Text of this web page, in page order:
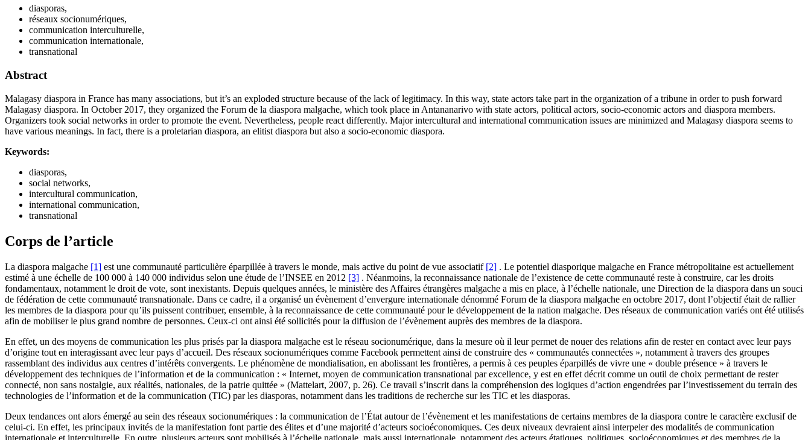
diasporas,
réseaux socionumériques,
communication interculturelle,
communication internationale,
transnational
Abstract
Malagasy diaspora in France has many associations, but it’s an exploded structure because of the lack of legitimacy. In this way, state actors take part in the organization of a tribune in order to push forward
Malagasy diaspora. In October 2017, they organized the Forum de la diaspora malgache, which took place in Antananarivo with state actors, political actors, socio-economic actors and diaspora members.
Organizers took social networks in order to promote the event. Nevertheless, people react differently. Major intercultural and international communication issues are minimized and Malagasy diaspora seems to
have various meanings. In fact, there is a proletarian diaspora, an elitist diaspora but also a socio-economic diaspora.
Keywords:
diasporas,
social networks,
intercultural communication,
international communication,
transnational
Corps de l’article
La diaspora malgache [1] est une communauté particulière éparpillée à travers le monde, mais active du point de vue associatif [2] . Le potentiel diasporique malgache en France métropolitaine est actuellement
estimé à une échelle de 100 000 à 140 000 individus selon une étude de l’INSEE en 2012 [3] . Néanmoins, la reconnaissance nationale de l’existence de cette communauté reste à construire, car les droits
fondamentaux, notamment le droit de vote, sont inexistants. Depuis quelques années, le ministère des Affaires étrangères malgache a mis en place, à l’échelle nationale, une Direction de la diaspora dans un souci
de fédération de cette communauté transnationale. Dans ce cadre, il a organisé un évènement d’envergure internationale dénommé Forum de la diaspora malgache en octobre 2017, dont l’objectif était de rallier
les membres de la diaspora pour qu’ils puissent contribuer, ensemble, à la reconnaissance de cette communauté pour le développement de la nation malgache. Des réseaux de communication variés ont été utilisés
afin de mobiliser le plus grand nombre de personnes. Ceux-ci ont ainsi été sollicités pour la diffusion de l’évènement auprès des membres de la diaspora.
En effet, un des moyens de communication les plus prisés par la diaspora malgache est le réseau socionumérique, dans la mesure où il leur permet de nouer des relations afin de rester en contact avec leur pays
d’origine tout en interagissant avec leur pays d’accueil. Des réseaux socionumériques comme Facebook permettent ainsi de construire des « communautés connectées », notamment à travers des groupes
rassemblant des individus aux centres d’intérêts convergents. Le phénomène de mondialisation, en abolissant les frontières, a permis à ces peuples éparpillés de vivre une « double présence » à travers le
développement des techniques de l’information et de la communication : « Internet, moyen de communication transnational par excellence, y est en effet décrit comme un outil de choix permettant de rester
connecté, non sans nostalgie, aux réalités, nationales, de la patrie quittée » (Mattelart, 2007, p. 26). Ce travail s’inscrit dans la compréhension des logiques d’action engendrées par l’investissement du terrain des
technologies de l’information et de la communication (TIC) par les diasporas, notamment dans les traditions de recherche sur les TIC et les diasporas.
Deux tendances ont alors émergé au sein des réseaux socionumériques : la communication de l’État autour de l’évènement et les manifestations de certains membres de la diaspora contre le caractère exclusif de
celui-ci. En effet, les principaux invités de la manifestation font partie des élites et d’une majorité d’acteurs socioéconomiques. Ces deux niveaux devraient ainsi interpeler des modalités de communication
internationale et interculturelle. En outre, plusieurs acteurs sont mobilisés à l’échelle nationale, mais aussi internationale, notamment des acteurs étatiques, politiques, socioéconomiques et des membres de la